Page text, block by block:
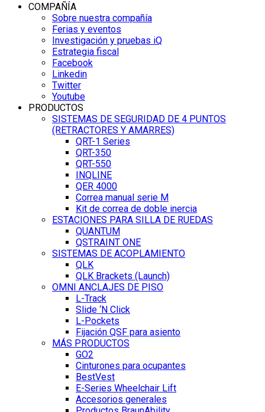
COMPAÑÍA
Sobre nuestra compañía
Ferias y eventos
Investigación y pruebas iQ
Estrategia fiscal
Facebook
Linkedin
Twitter
Youtube
PRODUCTOS
SISTEMAS DE SEGURIDAD DE 4 PUNTOS
(RETRACTORES Y AMARRES)
QRT-1 Series
QRT-350
QRT-550
INQLINE
QER 4000
Correa manual serie M
Kit de correa de doble inercia
ESTACIONES PARA SILLA DE RUEDAS
QUANTUM
QSTRAINT ONE
SISTEMAS DE ACOPLAMIENTO
QLK
QLK Brackets (Launch)
OMNI ANCLAJES DE PISO
L-Track
Slide ‘N Click
L-Pockets
Fijación QSF para asiento
MÁS PRODUCTOS
GO2
Cinturones para ocupantes
BestVest
E-Series Wheelchair Lift
Accesorios generales